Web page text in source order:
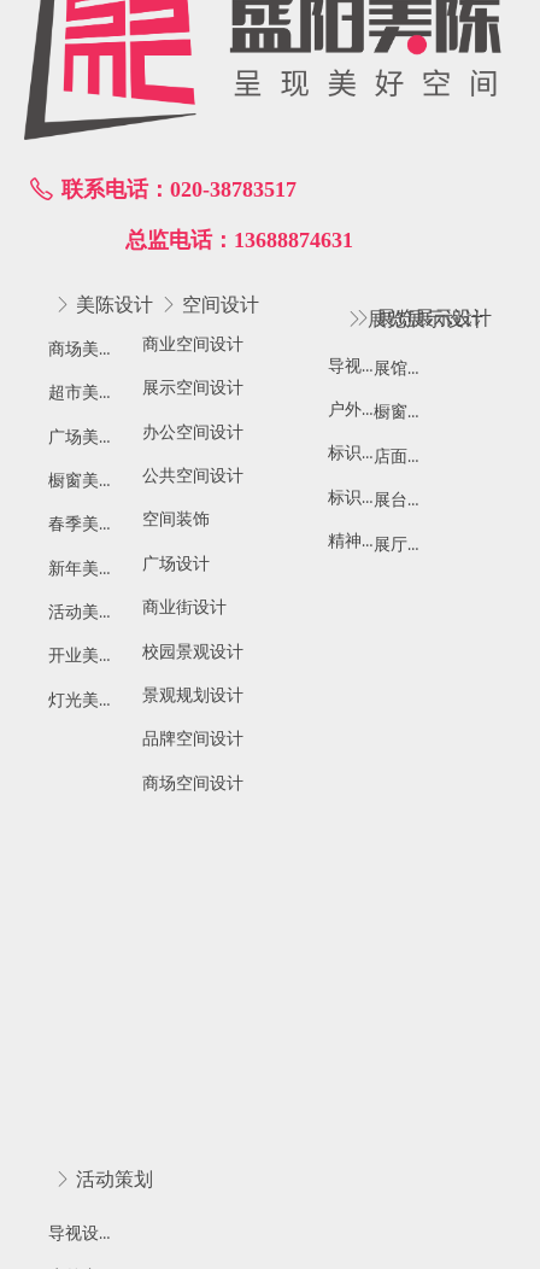
ꂅ 联系电话：020-38783517
总监电话：13688874631
ꁕ展览展示设计
展馆展厅设计
橱窗展示设计
店面橱窗设计
展台设计搭建
展厅布置
ꁕ 空间设计
商场美陈
超市美陈
广场美陈
橱窗美陈
春季美陈
新年美陈
活动美陈
开业美陈
灯光美陈
ꁕ 美陈设计
商业空间设计
展示空间设计
办公空间设计
公共空间设计
空间装饰
广场设计
商业街设计
校园景观设计
景观规划设计
品牌空间设计
商场空间设计
导视设计
户外广告设计
标识系统设计
标识标牌设计
精神堡垒
ꁕ展览展示设计
ꁕ 活动策划
导视设计